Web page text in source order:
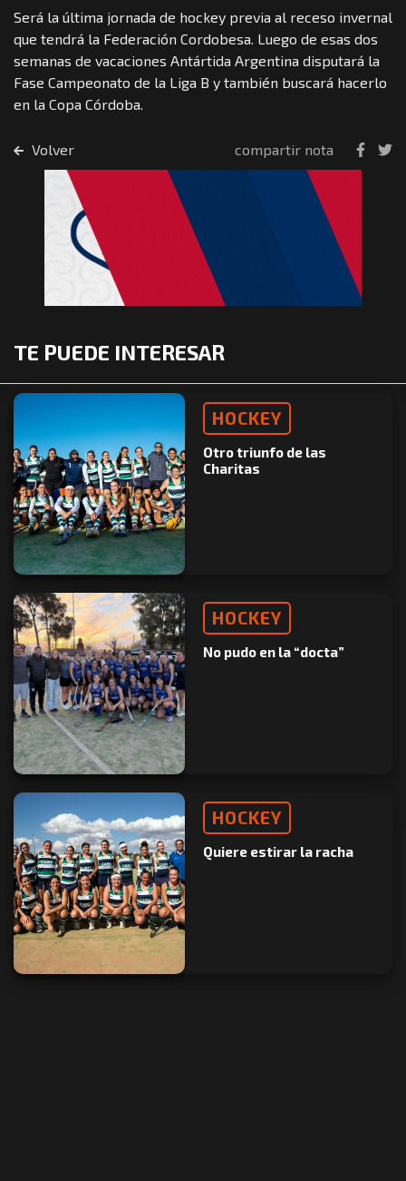
Será la última jornada de hockey previa al receso invernal
que tendrá la Federación Cordobesa. Luego de esas dos
semanas de vacaciones Antártida Argentina disputará la
Fase Campeonato de la Liga B y también buscará hacerlo
en la Copa Córdoba.
Volver compartir nota
TE PUEDE INTERESAR
HOCKEY
Otro triunfo de las
Charitas
HOCKEY
No pudo en la “docta”
HOCKEY
Quiere estirar la racha